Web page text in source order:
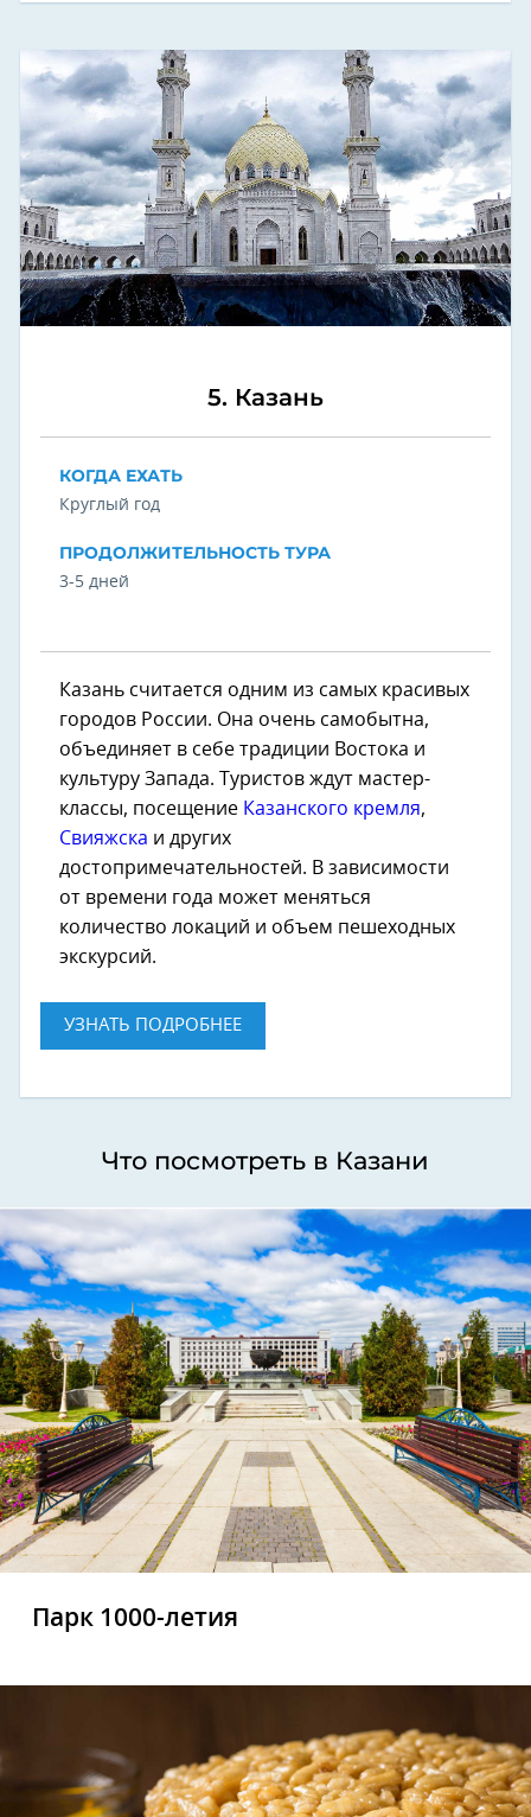
5. Казань
КОГДА ЕХАТЬ
Круглый год
ПРОДОЛЖИТЕЛЬНОСТЬ ТУРА
3-5 дней
Казань считается одним из самых красивых
городов России. Она очень самобытна,
объединяет в себе традиции Востока и
культуру Запада. Туристов ждут мастер-
классы, посещение Казанского кремля,
Свияжска и других
достопримечательностей. В зависимости
от времени года может меняться
количество локаций и объем пешеходных
экскурсий.
УЗНАТЬ ПОДРОБНЕЕ
Что посмотреть в Казани
Парк 1000-летия